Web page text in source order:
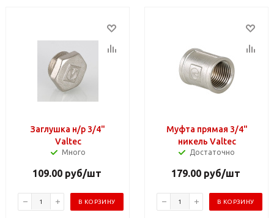
Заглушка н/р 3/4"
Valtec
Много
109.00руб/шт
В КОРЗИНУ
Муфта прямая 3/4"
никель Valtec
Достаточно
179.00руб/шт
В КОРЗИНУ